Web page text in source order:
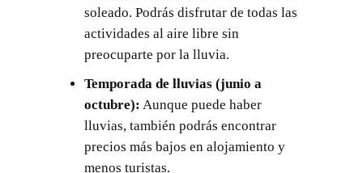
soleado. Podrás disfrutar de todas las
actividades al aire libre sin
preocuparte por la lluvia.
Temporada de lluvias (junio a
octubre): Aunque puede haber
lluvias, también podrás encontrar
precios más bajos en alojamiento y
menos turistas.